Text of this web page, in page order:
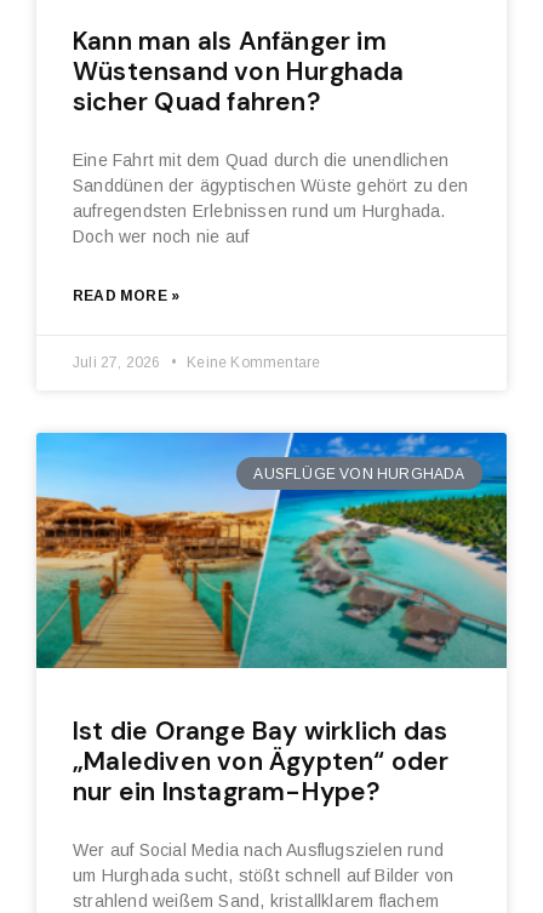
Kann man als Anfänger im
Wüstensand von Hurghada
sicher Quad fahren?
Eine Fahrt mit dem Quad durch die unendlichen
Sanddünen der ägyptischen Wüste gehört zu den
aufregendsten Erlebnissen rund um Hurghada.
Doch wer noch nie auf
READ MORE »
Juli 27, 2026 Keine Kommentare
AUSFLÜGE VON HURGHADA
Ist die Orange Bay wirklich das
„Malediven von Ägypten“ oder
nur ein Instagram-Hype?
Wer auf Social Media nach Ausflugszielen rund
um Hurghada sucht, stößt schnell auf Bilder von
strahlend weißem Sand, kristallklarem flachem